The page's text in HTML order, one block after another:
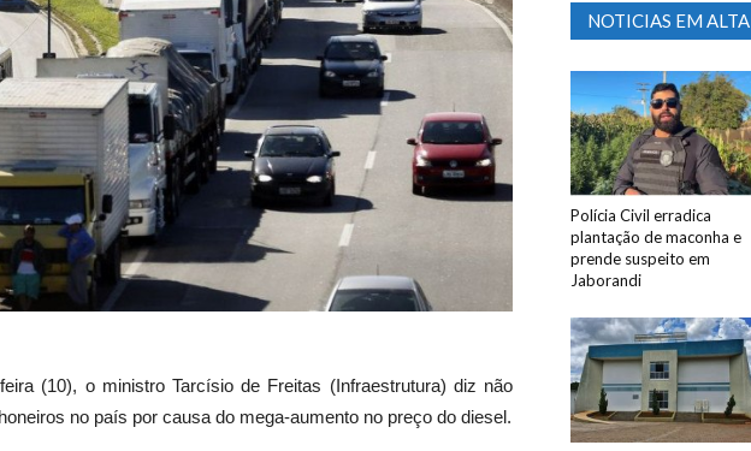
(10), o ministro Tarcísio de Freitas (Infraestrutura) diz não
no país por causa do mega-aumento no preço do diesel.
NOTICIAS EM ALTA
Polícia Civil erradica
plantação de maconha e
prende suspeito em
Jaborandi